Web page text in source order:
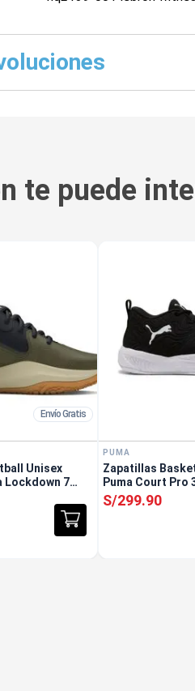
te puede
Envío Gratis
Unisex
Lockdown 7
PUMA
Zapatillas
Puma Court Pro
S/299.90